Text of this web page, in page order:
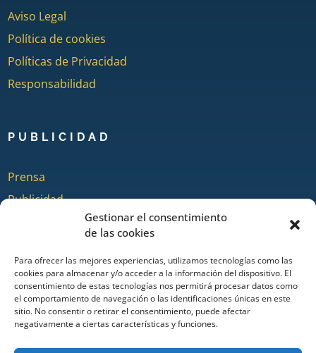
Gestionar el consentimiento
de las cookies
Para ofrecer las mejores experiencias, utilizamos tecnologías como las
cookies para almacenar y/o acceder a la información del dispositivo. El
consentimiento de estas tecnologías nos permitirá procesar datos como
el comportamiento de navegación o las identificaciones únicas en este
sitio. No consentir o retirar el consentimiento, puede afectar
negativamente a ciertas características y funciones.
Aviso Legal
Política de cookies
Políticas de Privacidad
Responsabilidad
PUBLICIDAD
Prensa
Publicidad
Quienes somos
COLABORA
Añadir Evento